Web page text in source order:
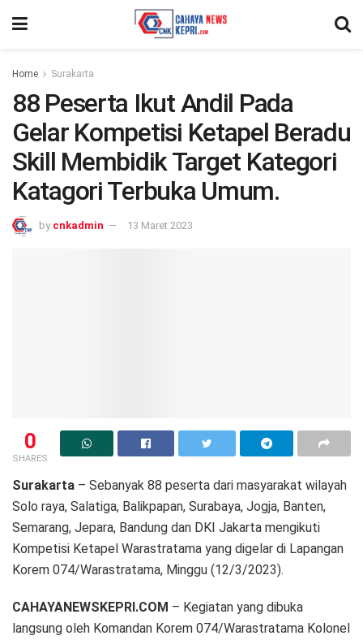
Home Surakarta
88 Peserta Ikut Andil Pada
Gelar Kompetisi Ketapel Beradu
Skill Membidik Target Kategori
Katagori Terbuka Umum.
by cnkadmin 13 Maret 2023
0
SHARES
Surakarta – Sebanyak 88 peserta dari masyarakat wilayah
Solo raya, Salatiga, Balikpapan, Surabaya, Jogja, Banten,
Semarang, Jepara, Bandung dan DKI Jakarta mengikuti
Kompetisi Ketapel Warastratama yang digelar di Lapangan
Korem 074/Warastratama, Minggu (12/3/2023).
CAHAYANEWSKEPRI.COM – Kegiatan yang dibuka
langsung oleh Komandan Korem 074/Warastratama Kolonel